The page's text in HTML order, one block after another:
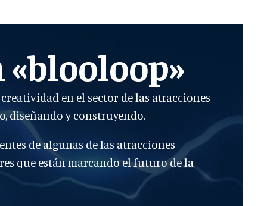
en el sector de las atracciones
diseñando y construyendo.
de algunas de las atracciones
que están marcando el futuro de la